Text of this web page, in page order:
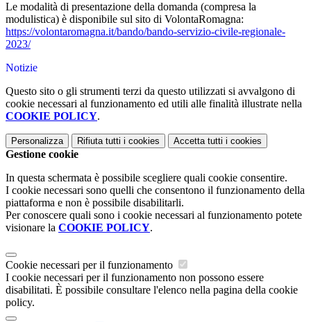
Le modalità di presentazione della domanda (compresa la
modulistica) è disponibile sul sito di VolontaRomagna:
https://volontaromagna.it/bando/bando-servizio-civile-regionale-
2023/
Notizie
Questo sito o gli strumenti terzi da questo utilizzati si avvalgono di
cookie necessari al funzionamento ed utili alle finalità illustrate nella
COOKIE POLICY.
Personalizza Rifiuta tutti i cookies Accetta tutti i cookies
Gestione cookie
In questa schermata è possibile scegliere quali cookie consentire.
I cookie necessari sono quelli che consentono il funzionamento della
piattaforma e non è possibile disabilitarli.
Per conoscere quali sono i cookie necessari al funzionamento potete
visionare la COOKIE POLICY.
Cookie necessari per il funzionamento
I cookie necessari per il funzionamento non possono essere
disabilitati. È possibile consultare l'elenco nella pagina della cookie
policy.